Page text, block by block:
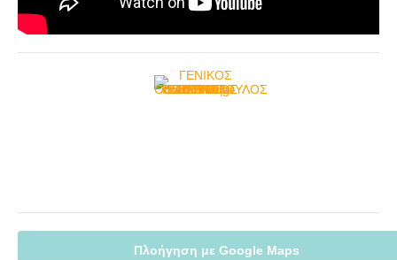
Πλοήγηση με Google Maps